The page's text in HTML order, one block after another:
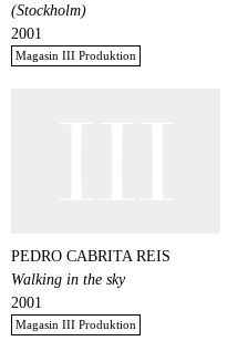
(Stockholm)
2001
Magasin III Produktion
PEDRO CABRITA REIS
Walking in the sky
2001
Magasin III Produktion